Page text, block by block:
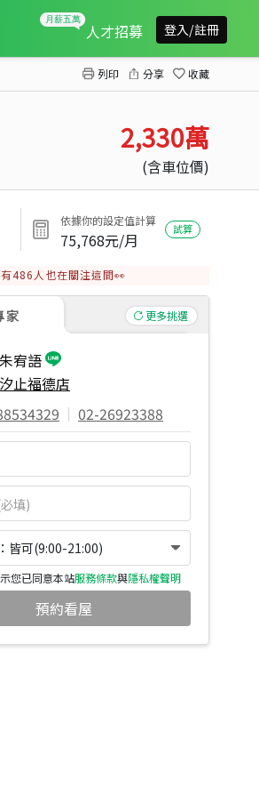
人才招募 登入/註冊
列印 分享 收藏
2,330萬
(含車位價)
依據你的設定值計算
75,768元/月
試算
有486 人也在關注這間👀
家 更多挑選
朱宥語
汐止福德店
| 02-26923388
皆可(9:00-21:00)
您已同意本站服務條款與隱私權聲明
預約看屋